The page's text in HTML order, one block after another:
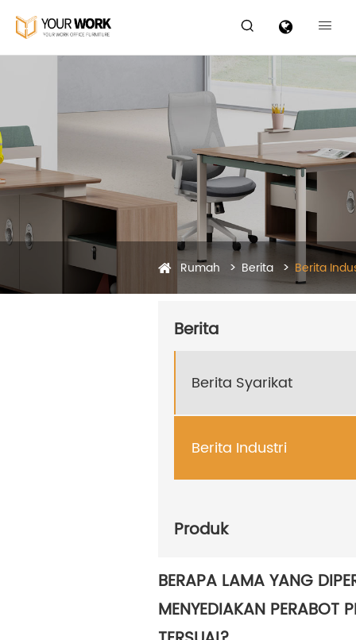
 
Rumah Berita Berita
Berita
Berita Syarikat
Berita Industri
Produk
BERAPA LAMA YANG
MENYEDIAKAN PERABOT